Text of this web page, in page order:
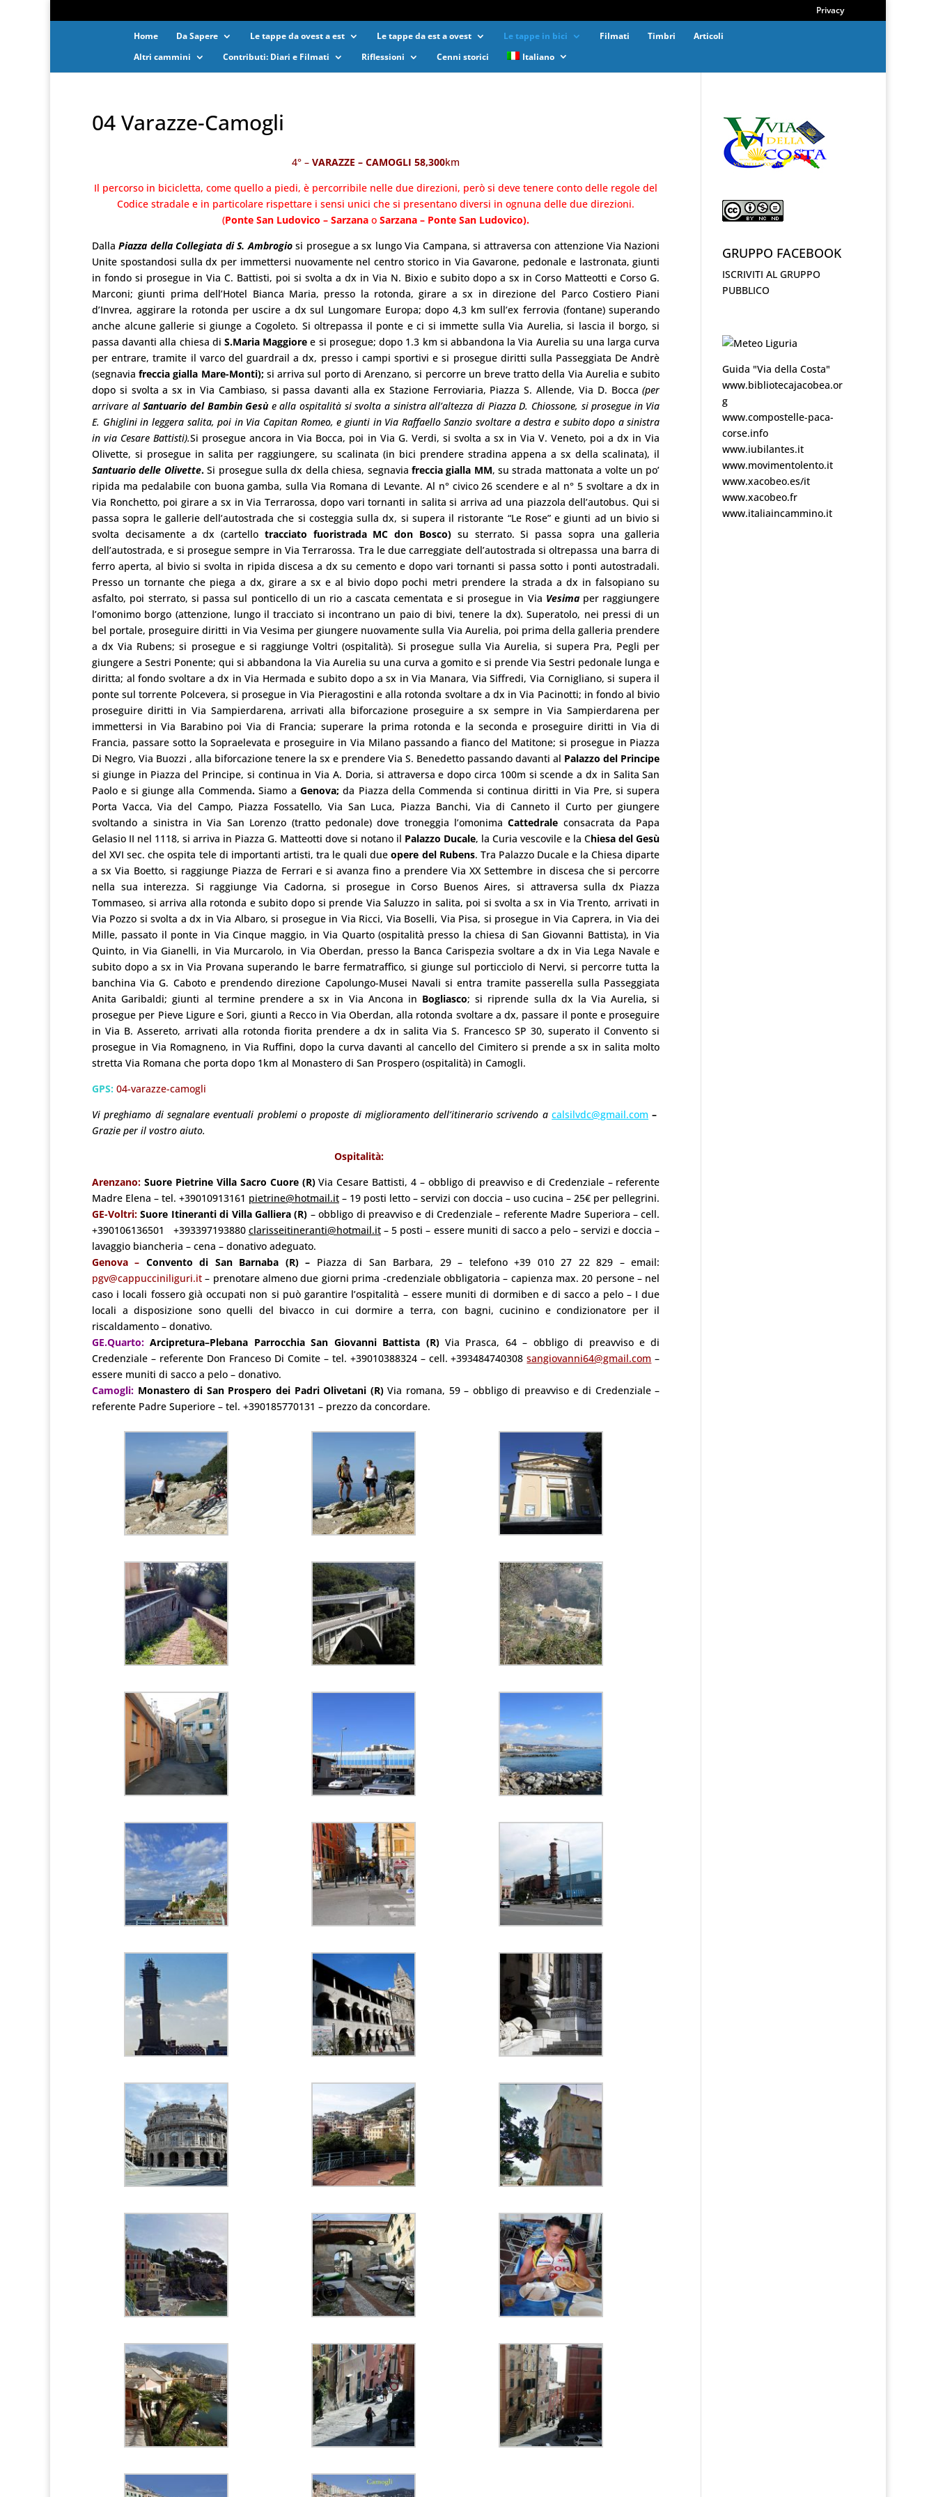
Privacy
Home Da Sapere Le tappe da ovest a est Le tappe da est a ovest Le tappe in bici Filmati Timbri
Articoli
Altri cammini
Contributi: Diari e Filmati Riflessioni Cenni storici Italiano
04 Varazze-Camogli
4° –VARAZZE – CAMOGLI 58,300km
Il percorso in bicicletta, come quello a piedi, è percorribile nelle due direzioni, però si deve tenere conto delle regole del
Codice stradale e in particolare rispettare i sensi unici che si presentano diversi in ognuna delle due direzioni.
(Ponte San Ludovico – SarzanaoSarzana – Ponte San Ludovico).
DallaPiazza della Collegiata di S. Ambrogiosi prosegue a sx lungo Via Campana, si attraversa con attenzione Via Nazioni
Unite spostandosi sulla dx per immettersi nuovamente nel centro storico in Via Gavarone, pedonale e lastronata, giunti
in fondo si prosegue in Via C. Battisti, poi si svolta a dx in Via N. Bixio e subito dopo a sx in Corso Matteotti e Corso G.
Marconi; giunti prima dell’Hotel Bianca Maria, presso la rotonda, girare a sx in direzione del Parco Costiero Piani
d’Invrea, aggirare la rotonda per uscire a dx sul Lungomare Europa; dopo 4,3 km sull’ex ferrovia (fontane) superando
anche alcune gallerie si giunge a Cogoleto. Si oltrepassa il ponte e ci si immette sulla Via Aurelia, si lascia il borgo, si
passa davanti alla chiesa diS.Maria Maggioree si prosegue; dopo 1.3 km si abbandona la Via Aurelia su una larga curva
per entrare, tramite il varco del guardrail a dx, presso i campi sportivi e si prosegue diritti sulla Passeggiata De Andrè
(segnaviafreccia gialla Mare-Monti);si arriva sul porto di Arenzano, si percorre un breve tratto della Via Aurelia e subito
dopo si svolta a sx in Via Cambiaso, si passa davanti alla ex Stazione Ferroviaria, Piazza S. Allende, Via D. Bocca(per
arrivare alSantuario del Bambin Gesù e alla ospitalità si svolta a sinistra all’altezza di Piazza D. Chiossone, si prosegue in Via
E. Ghiglini in leggera salita, poi in Via Capitan Romeo, e giunti in Via Raffaello Sanzio svoltare a destra e subito dopo a sinistra
in via Cesare Battisti).Si prosegue ancora in Via Bocca, poi in Via G. Verdi, si svolta a sx in Via V. Veneto, poi a dx in Via
Olivette, si prosegue in salita per raggiungere, su scalinata (in bici prendere stradina appena a sx della scalinata), il
Santuario delle Olivette.Si prosegue sulla dx della chiesa, segnavia freccia gialla MM, su strada mattonata a volte un po’
ripida ma pedalabile con buona gamba, sulla Via Romana di Levante. Al n° civico 26 scendere e al n° 5 svoltare a dx in
Via Ronchetto, poi girare a sx in Via Terrarossa, dopo vari tornanti in salita si arriva ad una piazzola dell’autobus. Qui si
passa sopra le gallerie dell’autostrada che si costeggia sulla dx, si supera il ristorante “Le Rose” e giunti ad un bivio si
svolta decisamente a dx (cartello tracciato fuoristrada MC don Bosco) su sterrato. Si passa sopra una galleria
dell’autostrada, e si prosegue sempre in Via Terrarossa. Tra le due carreggiate dell’autostrada si oltrepassa una barra di
ferro aperta, al bivio si svolta in ripida discesa a dx su cemento e dopo vari tornanti si passa sotto i ponti autostradali.
Presso un tornante che piega a dx, girare a sx e al bivio dopo pochi metri prendere la strada a dx in falsopiano su
asfalto, poi sterrato, si passa sul ponticello di un rio a cascata cementata e si prosegue in Via Vesimaper raggiungere
l’omonimo borgo (attenzione, lungo il tracciato si incontrano un paio di bivi, tenere la dx). Superatolo, nei pressi di un
bel portale, proseguire diritti in Via Vesima per giungere nuovamente sulla Via Aurelia, poi prima della galleria prendere
a dx Via Rubens; si prosegue e si raggiunge Voltri (ospitalità). Si prosegue sulla Via Aurelia, si supera Pra, Pegli per
giungere a Sestri Ponente; qui si abbandona la Via Aurelia su una curva a gomito e si prende Via Sestri pedonale lunga e
diritta; al fondo svoltare a dx in Via Hermada e subito dopo a sx in Via Manara, Via Siffredi, Via Cornigliano, si supera il
ponte sul torrente Polcevera, si prosegue in Via Pieragostini e alla rotonda svoltare a dx in Via Pacinotti; in fondo al bivio
proseguire diritti in Via Sampierdarena, arrivati alla biforcazione proseguire a sx sempre in Via Sampierdarena per
immettersi in Via Barabino poi Via di Francia; superare la prima rotonda e la seconda e proseguire diritti in Via di
Francia, passare sotto la Sopraelevata e proseguire in Via Milano passando a fianco del Matitone; si prosegue in Piazza
Di Negro, Via Buozzi , alla biforcazione tenere la sx e prendere Via S. Benedetto passando davanti al Palazzo del Principe
si giunge in Piazza del Principe, si continua in Via A. Doria, si attraversa e dopo circa 100m si scende a dx in Salita San
Paolo e si giunge alla Commenda.Siamo a Genova;da Piazza della Commenda si continua diritti in Via Pre, si supera
Porta Vacca, Via del Campo, Piazza Fossatello, Via San Luca, Piazza Banchi, Via di Canneto il Curto per giungere
svoltando a sinistra in Via San Lorenzo (tratto pedonale) dove troneggia l’omonimaCattedrale consacrata da Papa
Gelasio II nel 1118, si arriva in Piazza G. Matteotti dove si notano il Palazzo Ducale, la Curia vescovile e la Chiesa del Gesù
del XVI sec. che ospita tele di importanti artisti, tra le quali dueopere del Rubens. Tra Palazzo Ducale e la Chiesa diparte
a sx Via Boetto, si raggiunge Piazza de Ferrari e si avanza fino a prendere Via XX Settembre in discesa che si percorre
nella sua interezza. Si raggiunge Via Cadorna, si prosegue in Corso Buenos Aires, si attraversa sulla dx Piazza
Tommaseo, si arriva alla rotonda e subito dopo si prende Via Saluzzo in salita, poi si svolta a sx in Via Trento, arrivati in
Via Pozzo si svolta a dx in Via Albaro, si prosegue in Via Ricci, Via Boselli, Via Pisa, si prosegue in Via Caprera, in Via dei
Mille, passato il ponte in Via Cinque maggio, in Via Quarto (ospitalità presso la chiesa di San Giovanni Battista), in Via
Quinto, in Via Gianelli, in Via Murcarolo, in Via Oberdan, presso la Banca Carispezia svoltare a dx in Via Lega Navale e
subito dopo a sx in Via Provana superando le barre fermatraffico, si giunge sul porticciolo di Nervi, si percorre tutta la
banchina Via G. Caboto e prendendo direzione Capolungo-Musei Navali si entra tramite passerella sulla Passeggiata
Anita Garibaldi; giunti al termine prendere a sx in Via Ancona in Bogliasco; si riprende sulla dx la Via Aurelia, si
prosegue per Pieve Ligure e Sori, giunti a Recco in Via Oberdan, alla rotonda svoltare a dx, passare il ponte e proseguire
in Via B. Assereto, arrivati alla rotonda fiorita prendere a dx in salita Via S. Francesco SP 30, superato il Convento si
prosegue in Via Romagneno, in Via Ruffini, dopo la curva davanti al cancello del Cimitero si prende a sx in salita molto
stretta Via Romana che porta dopo 1km al Monastero di San Prospero (ospitalità) in Camogli.
GPS: 04-varazze-camogli
Vi preghiamo di segnalare eventuali problemi o proposte di miglioramento dell’itinerario scrivendo acalsilvdc@gmail.com –
Grazie per il vostro aiuto.
Ospitalità:
Arenzano: Suore Pietrine Villa Sacro Cuore (R)Via Cesare Battisti, 4 – obbligo di preavviso e di Credenziale – referente
Madre Elena – tel. +39010913161 pietrine@hotmail.it – 19 posti letto – servizi con doccia – uso cucina – 25€ per pellegrini.
GE-Voltri: Suore Itineranti di Villa Galliera (R) – obbligo di preavviso e di Credenziale – referente Madre Superiora – cell.
+390106136501 +393397193880 clarisseitineranti@hotmail.it– 5 posti – essere muniti di sacco a pelo – servizi e doccia –
lavaggio biancheria – cena – donativo adeguato.
Genova – Convento di San Barnaba (R) – Piazza di San Barbara, 29 – telefono +39 010 27 22 829 – email:
pgv@cappucciniliguri.it – prenotare almeno due giorni prima -credenziale obbligatoria – capienza max. 20 persone – nel
caso i locali fossero già occupati non si può garantire l’ospitalità – essere muniti di dormiben e di sacco a pelo – I due
locali a disposizione sono quelli del bivacco in cui dormire a terra, con bagni, cucinino e condizionatore per il
riscaldamento – donativo.
GE.Quarto: Arcipretura–Plebana Parrocchia San Giovanni Battista (R)Via Prasca, 64 – obbligo di preavviso e di
Credenziale – referente Don Franceso Di Comite – tel. +39010388324 – cell. +393484740308sangiovanni64@gmail.com –
essere muniti di sacco a pelo – donativo.
Camogli: Monastero di San Prospero dei Padri Olivetani (R)Via romana, 59 – obbligo di preavviso e di Credenziale –
referente Padre Superiore – tel. +390185770131 – prezzo da concordare.
GRUPPO FACEBOOK
ISCRIVITI AL GRUPPO
PUBBLICO
Guida "Via della Costa"
www.bibliotecajacobea.or
g
www.compostelle-paca-
corse.info
www.iubilantes.it
www.movimentolento.it
www.xacobeo.es/it
www.xacobeo.fr
www.italiaincammino.it